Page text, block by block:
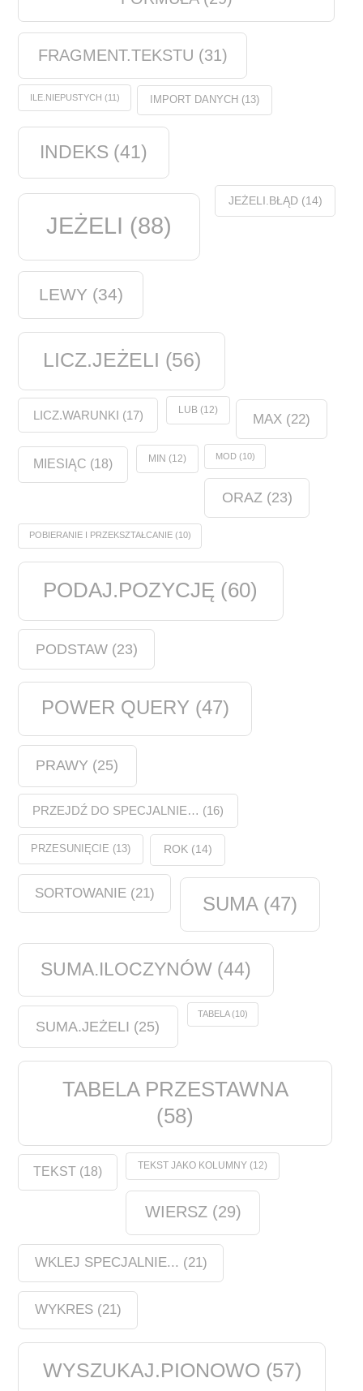
FRAGMENT.TEKSTU (31)
ILE.NIEPUSTYCH (11) IMPORT DANYCH (13)
INDEKS (41)
JEŻELI (88)
JEŻELI.BŁĄD(14)
LEWY (34)
LICZ.JEŻELI (56)
LICZ.WARUNKI (17) LUB(12)
MAX(22)
MIESIĄC (18) MIN (12) MOD(10)
ORAZ (23)
POBIERANIE I PRZEKSZTAŁCANIE(10)
PODAJ.POZYCJĘ (60)
PODSTAW(23)
POWER QUERY (47)
PRAWY (25)
PRZEJDŹ DO SPECJALNIE… (16)
PRZESUNIĘCIE (13) ROK(14)
SORTOWANIE(21) SUMA(47)
SUMA.ILOCZYNÓW (44)
SUMA.JEŻELI (25)
TABELA(10)
TABELA PRZESTAWNA
(58)
TEKST (18) TEKST JAKO KOLUMNY(12)
WIERSZ(29)
WKLEJ SPECJALNIE... (21)
WYKRES(21)
WYSZUKAJ.PIONOWO (57)